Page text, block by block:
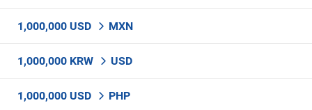
1,000,000 USD MXN
1,000,000 KRW USD
1,000,000 USD PHP